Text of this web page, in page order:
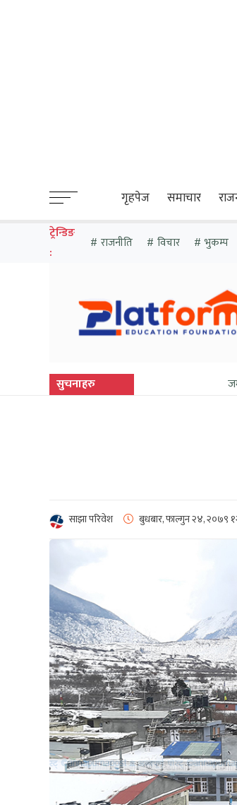
गृहपेज समाचार
ट्रेन्डिङ
:
राजनीति विचार भुकम्प
सुचनाहरु जम्मू–कश्मीरमा
साझा परिवेश बुधबार, फाल्गुन २४, २०७९